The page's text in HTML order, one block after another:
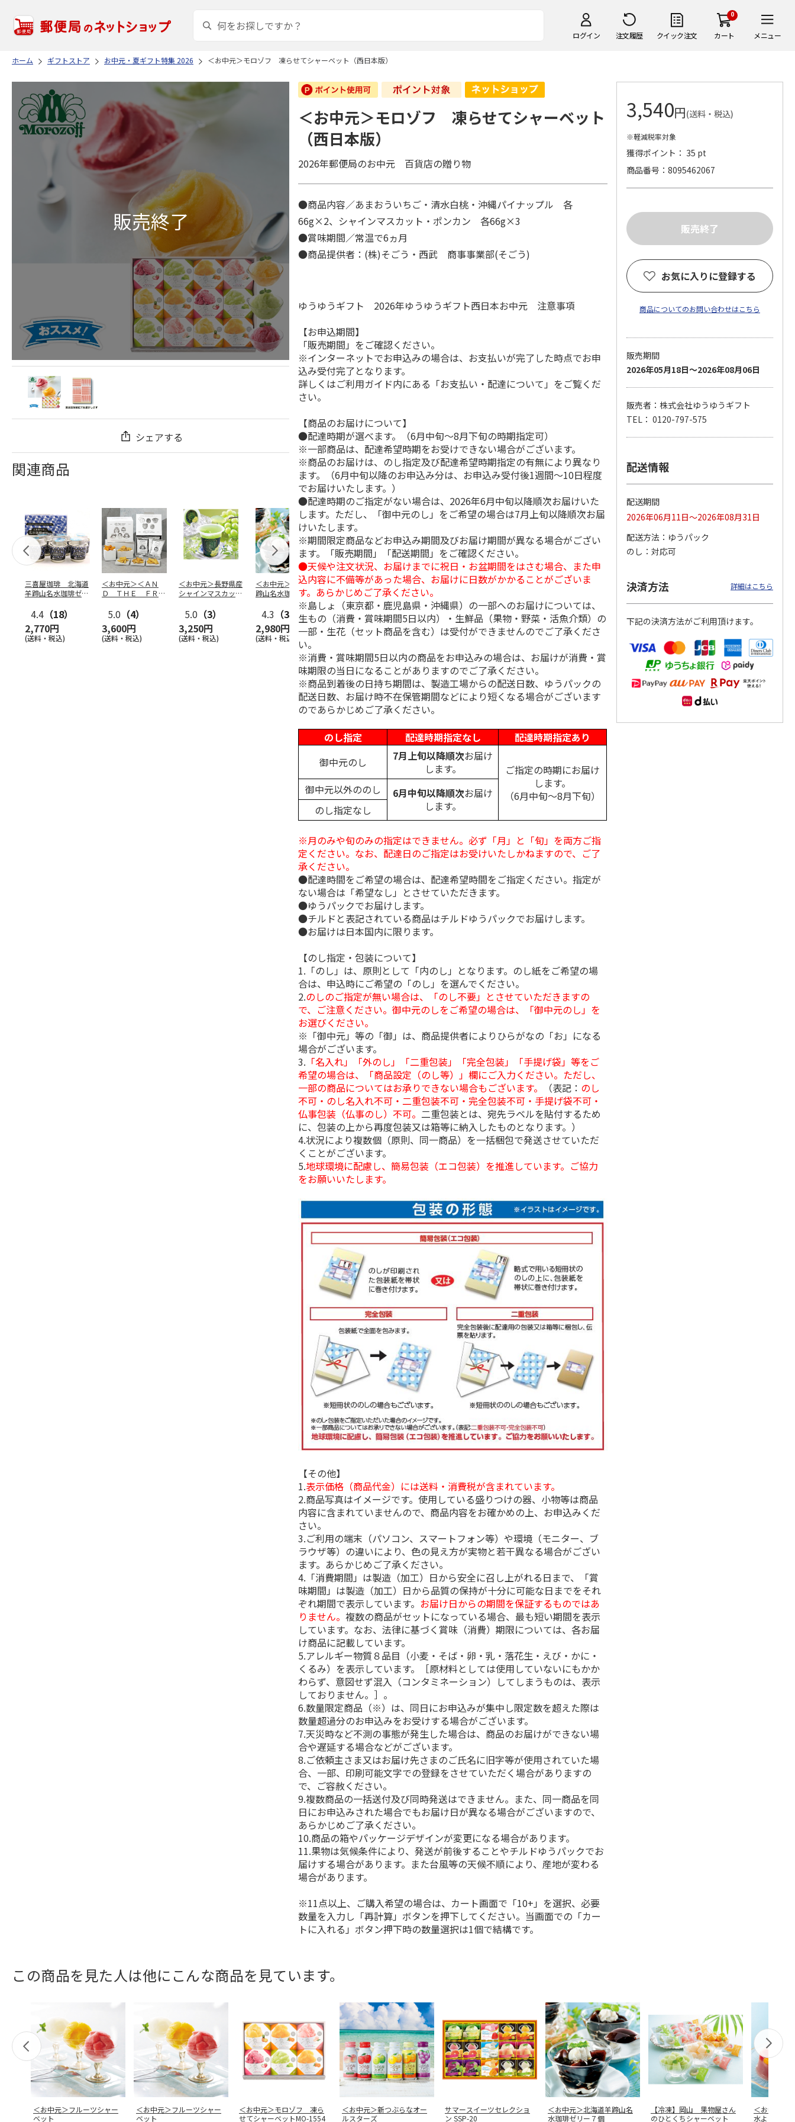
ログイン 注文履歴 クイック注文
0
カート メニュー
ホーム ギフトストア お中元・夏ギフト特集 2026 ＜お中元＞モロゾフ 凍らせてシャーベット（西日本版）
シェアする
関連商品
三喜屋珈琲 北海道
羊蹄山名水珈琲ゼリ
4.4 （18）
2,770円
(送料・税込)
＜お中元＞＜ＡＮ
Ｄ ＴＨＥ ＦＲＩ
ト５種
…
5.0 （4）
3,600円
(送料・税込)
＜お中元＞長野県産
シャインマスカット
5.0 （3）
3,250円
(送料・税込)
＜お中元＞北海道羊
蹄山名水珈琲ゼリー
4.3 （3）
2,980円
(送料・税込)
＜お中元＞＜ひとと
え＞３層デザートジ
ュレパフェ～国産フ
ルー…
4.7（10）
2,980円
(送料・税込)
＜お中元＞＜銀座千
疋屋＞銀座ゼリー９
個
5.0（5）
3,240円
(送料・税込)
バンホーテン「チョ
ーション」
30g×21…
4,980円
(送料・税込)
＜沼津深海プリン工
プリンセット
3,900円
(送料・税込)
【冷凍】三國シェフ
推奨 2種のブリュレ
6個セット(クレー…
5.0 （4）
4,320円
＜お中元＞＜ねんり
ん家＞夏限定 ひと
くちバーム詰合せ
3,980円
(送料・税込)
＜お中元＞モロゾフ 凍らせてシャーベット
（西日本版）
2026年郵便局のお中元 百貨店の贈り物
●商品内容／あまおういちご・清水白桃・沖縄パイナップル 各
66g×2、シャインマスカット・ポンカン 各66g×3
●賞味期間／常温で6ヵ月
●商品提供者：(株)そごう・西武 商事事業部(そごう)
ゆうゆうギフト 2026年ゆうゆうギフト西日本お中元 注意事項
【お申込期間】
「販売期間」をご確認ください。
※インターネットでお申込みの場合は、お支払いが完了した時点でお申
込み受付完了となります。
詳しくはご利用ガイド内にある「お支払い・配達について」をご覧くだ
さい。
【商品のお届けについて】
●配達時期が選べます。（6月中旬～8月下旬の時期指定可）
※一部商品は、配達希望時期をお受けできない場合がございます。
※商品のお届けは、のし指定及び配達希望時期指定の有無により異なり
ます。（6月中旬以降のお申込み分は、お申込み受付後1週間～10日程度
でお届けいたします。）
●配達時期のご指定がない場合は、2026年6月中旬以降順次お届けいた
します。ただし、「御中元のし」をご希望の場合は7月上旬以降順次お届
けいたします。
※期間限定商品などお申込み期間及びお届け期間が異なる場合がござい
ます。「販売期間」「配送期間」をご確認ください。
●天候や注文状況、お届けまでに祝日・お盆期間をはさむ場合、また申
込内容に不備等があった場合、お届けに日数がかかることがございま
す。あらかじめご了承ください。
※島しょ（東京都・鹿児島県・沖縄県）の一部へのお届けについては、
生もの（消費・賞味期間5日以内）・生鮮品（果物・野菜・活魚介類）の
一部・生花（セット商品を含む）は受付ができませんのでご了承くださ
い。
※消費・賞味期間5日以内の商品をお申込みの場合は、お届けが消費・賞
味期限の当日になることがありますのでご了承ください。
※商品到着後の日持ち期間は、製造工場からの配送日数、ゆうパックの
配送日数、お届け時不在保管期間などにより短くなる場合がございます
のであらかじめご了承ください。
のし指定
配達時期指定なし
配達時期指定あり
御中元のし
7月上旬以降順次お届け
します。
ご指定の時期にお届け
します。
（6月中旬～8月下旬）
御中元以外ののし 6月中旬以降順次お届け
します。
のし指定なし
※月のみや旬のみの指定はできません。必ず「月」と「旬」を両方ご指
定ください。なお、配達日のご指定はお受けいたしかねますので、ご了
承ください。
●配達時間をご希望の場合は、配達希望時間をご指定ください。指定が
ない場合は「希望なし」とさせていただきます。
●ゆうパックでお届けします。
●チルドと表記されている商品はチルドゆうパックでお届けします。
●お届けは日本国内に限ります。
【のし指定・包装について】
1.「のし」は、原則として「内のし」となります。のし紙をご希望の場
合は、申込時にご希望の「のし」を選んでください。
2.のしのご指定が無い場合は、「のし不要」とさせていただきますの
で、ご注意ください。御中元のしをご希望の場合は、「御中元のし」を
お選びください。
※「御中元」等の「御」は、商品提供者によりひらがなの「お」になる
場合がございます。
3. 「名入れ」「外のし」「二重包装」「完全包装」「手提げ袋」等をご
希望の場合は、「商品設定（のし等）」欄にご入力ください。ただし、
一部の商品についてはお承りできない場合もございます。
（表記： のし
不可・のし名入れ不可・二重包装不可・完全包装不可・手提げ袋不可・
仏事包装（仏事のし）不可。 二重包装とは、宛先ラベルを貼付するため
に、包装の上から再度包装又は箱等に納入したものとなります。）
4.状況により複数個（原則、同一商品）を一括梱包で発送させていただ
くことがございます。
5.地球環境に配慮し、簡易包装（エコ包装）を推進しています。ご協力
をお願いいたします。
【その他】
1.表示価格（商品代金）には送料・消費税が含まれています。
2.商品写真はイメージです。使用している盛りつけの器、小物等は商品
内容に含まれていませんので、商品内容をお確かめの上、お申込みくだ
さい。
3.ご利用の端末（パソコン、スマートフォン等）や環境（モニター、ブ
ラウザ等）の違いにより、色の見え方が実物と若干異なる場合がござい
ます。あらかじめご了承ください。
4.「消費期間」は製造（加工）日から安全に召し上がれる日まで、「賞
味期間」は製造（加工）日から品質の保持が十分に可能な日までをそれ
ぞれ期間で表示しています。 お届け日からの期間を保証するものではあ
りません。複数の商品がセットになっている場合、最も短い期間を表示
しています。なお、法律に基づく賞味（消費）期限については、各お届
け商品に記載しています。
5.アレルギー物質８品目（小麦・そば・卵・乳・落花生・えび・かに・
くるみ）を表示しています。［原材料としては使用していないにもかか
わらず、意図せず混入（コンタミネーション）してしまうものは、表示
しておりません。］。
6.数量限定商品（※）は、同日にお申込みが集中し限定数を超えた際は
数量超過分のお申込みをお受けする場合がございます。
7.天災時など不測の事態が発生した場合は、商品のお届けができない場
合や遅延する場合などがございます。
8.ご依頼主さま又はお届け先さまのご氏名に旧字等が使用されていた場
合、一部、印刷可能文字での登録をさせていただく場合がありますの
で、ご容赦ください。
9.複数商品の一括送付及び同時発送はできません。また、同一商品を同
日にお申込みされた場合でもお届け日が異なる場合がございますので、
あらかじめご了承ください。
10.商品の箱やパッケージデザインが変更になる場合があります。
11.果物は気候条件により、発送が前後することやチルドゆうパックでお
届けする場合があります。また台風等の天候不順により、産地が変わる
場合があります。
※11点以上、ご購入希望の場合は、カート画面で「10+」を選択、必要
数量を入力し「再計算」ボタンを押下してください。当画面での「カー
トに入れる」ボタン押下時の数量選択は1個で結構です。
3,540円(送料・税込)
※軽減税率対象
獲得ポイント： 35 pt
商品番号
8095462067
お気に入りに登録する
商品についてのお問い合わせはこちら
販売期間
2026年05月18日～2026年08月06日
販売者：株式会社ゆうゆうギフト
TEL： 0120-797-575
配送情報
配送期間
2026年06月11日～2026年08月31日
配送方法
ゆうパック
のし
対応可
決済方法 詳細はこちら
下記の決済方法がご利用頂けます。
この商品を見た人は他にこんな商品を見ています。
＜お中元＞フルーツシャー
ベット
＜お中元＞フルーツシャー
ベット
＜お中元＞モロゾフ 凍ら
せてシャーベットMO-1554
＜お中元＞新つぶらなオー
ルスターズ
サマースイーツセレクショ
ン SSP-20
＜お中元＞北海道羊蹄山名
水珈琲ゼリー７個
【冷凍】岡山 果物屋さん
のひとくちシャーベット
＜お中元＞
水ようかん